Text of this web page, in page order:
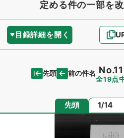
定める件の一部を
目録詳細を開く
先頭 前の件名 No.11
全19点
先頭 ページ